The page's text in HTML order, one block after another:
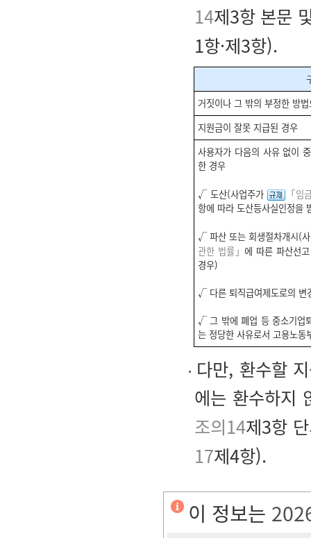
14제3항 본문
1항·제3항).
거짓이나 그 밖의 부정한 방
지원금이 잘못 지급된 경우
사용자가 다음의 사유 없이
한 경우
√ 도산(사업주가
「임
항에 따라 도산등사실인정을
√ 파산 또는 회생절차개시(
관한 법률」에 따른 파산선
경우)
√ 다른 퇴직급여제도로의 변
√ 그 밖에 폐업 등 중소기업
는 정당한 사유로서 고용노동
다만, 환수할
에는 환수하지
조의14제3항
17제4항).
이 정보는